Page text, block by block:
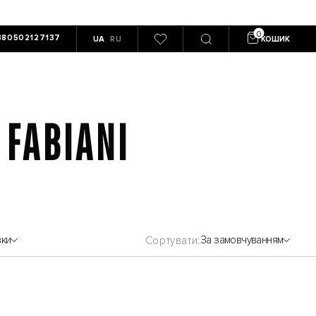
UA RU КОШИК
Сортувати За замовчуванням